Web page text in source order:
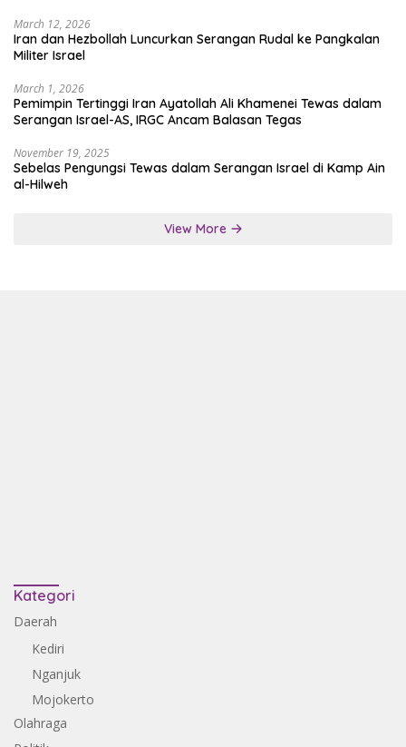
March 12, 2026
Iran dan Hezbollah Luncurkan Serangan Rudal ke Pangkalan
Militer Israel
March 1, 2026
Pemimpin Tertinggi Iran Ayatollah Ali Khamenei Tewas dalam
Serangan Israel-AS, IRGC Ancam Balasan Tegas
November 19, 2025
Sebelas Pengungsi Tewas dalam Serangan Israel di Kamp Ain
al-Hilweh
View More
Kategori
Daerah
Kediri
Nganjuk
Mojokerto
Olahraga